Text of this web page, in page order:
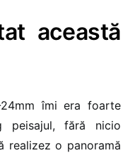
această
îmi era foarte
peisajul, fără nicio
realizez o panoramă